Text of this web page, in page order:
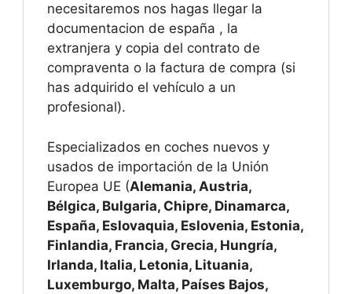
necesitaremos nos hagas llegar la
documentacion de españa , la
extranjera y copia del contrato de
compraventa o la factura de compra (si
has adquirido el vehículo a un
profesional).
Especializados en coches nuevos y
usados de importación de la Unión
Europea UE (Alemania, Austria,
Bélgica, Bulgaria, Chipre, Dinamarca,
España, Eslovaquia, Eslovenia, Estonia,
Finlandia, Francia, Grecia, Hungría,
Irlanda, Italia, Letonia, Lituania,
Luxemburgo, Malta, Países Bajos,